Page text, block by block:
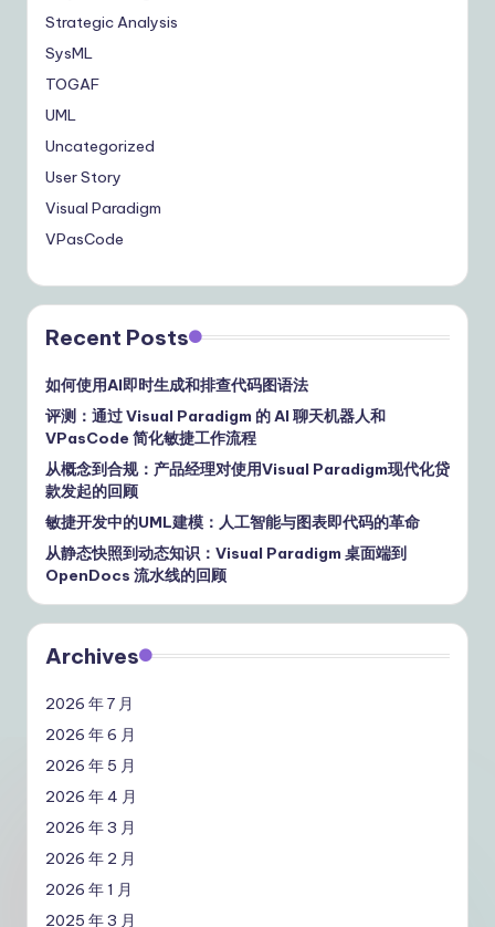
Strategic Analysis
SysML
TOGAF
UML
Uncategorized
User Story
Visual Paradigm
VPasCode
Recent Posts
如何使用AI即时生成和排查代码图语法
评测：通过 Visual Paradigm 的 AI 聊天机器人和
VPasCode 简化敏捷工作流程
从概念到合规：产品经理对使用Visual Paradigm现代化贷
款发起的回顾
敏捷开发中的UML建模：人工智能与图表即代码的革命
从静态快照到动态知识：Visual Paradigm 桌面端到
OpenDocs 流水线的回顾
Archives
2026 年 7 月
2026 年 6 月
2026 年 5 月
2026 年 4 月
2026 年 3 月
2026 年 2 月
2026 年 1 月
2025 年 3 月